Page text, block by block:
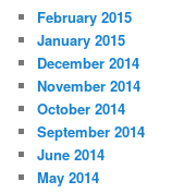
February 2015
January 2015
December 2014
November 2014
October 2014
September 2014
June 2014
May 2014